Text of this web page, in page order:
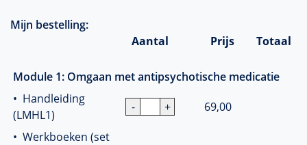
Mijn bestelling:
Aantal
Prijs Totaal
Module 1: Omgaan met antipsychotische medicatie
• Handleiding
(LMHL1)
69,00
• Werkboeken (set